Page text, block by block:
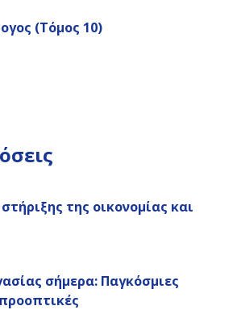
(Τόμος 10)
της οικονομίας και
σήμερα: Παγκόσμιες